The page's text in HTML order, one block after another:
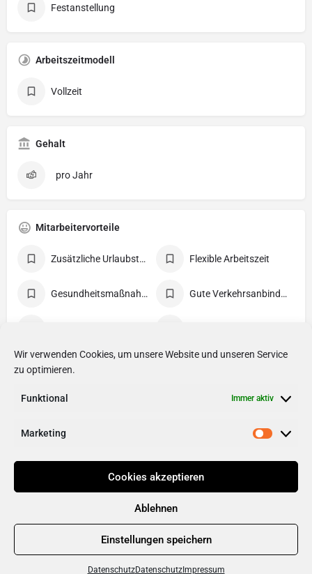
Wir verwenden Cookies, um unsere Website und unseren Service
zu optimieren.
Funktional Immer aktiv
Marketing
Cookies akzeptieren
Ablehnen
Einstellungen speichern
DatenschutzDatenschutzImpressum
Festanstellung
Arbeitszeitmodell
Vollzeit
Gehalt
pro Jahr
Mitarbeitervorteile
Zusätzliche Urlaubstage Flexible Arbeitszeit
Gesundheitsmaßnahmen Gute Verkehrsanbindung
Parkplatz
Weiterbildung